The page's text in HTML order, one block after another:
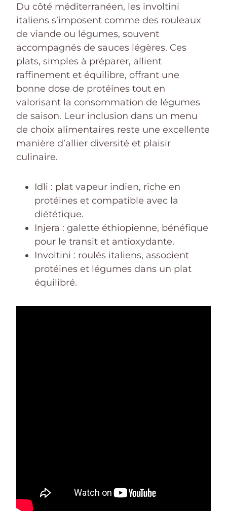
Du côté méditerranéen, les involtini
italiens s’imposent comme des rouleaux
de viande ou légumes, souvent
accompagnés de sauces légères. Ces
plats, simples à préparer, allient
raffinement et équilibre, offrant une
bonne dose de protéines tout en
valorisant la consommation de légumes
de saison. Leur inclusion dans un menu
de choix alimentaires reste une excellente
manière d’allier diversité et plaisir
culinaire.
Idli : plat vapeur indien, riche en
protéines et compatible avec la
diététique.
Injera : galette éthiopienne, bénéfique
pour le transit et antioxydante.
Involtini : roulés italiens, associent
protéines et légumes dans un plat
équilibré.